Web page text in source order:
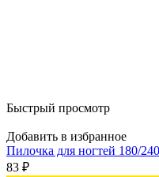
Быстрый просмотр
Добавить в избранное
Пилочка для ногтей 180/
83 ₽